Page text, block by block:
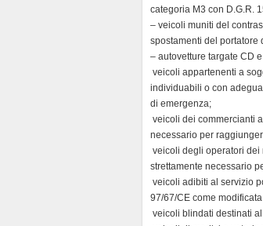
categoria M3 con D.G.R.
– veicoli muniti del
spostamenti del portatore
– autovetture targate CD e
 veicoli appartenenti a
individuabili o con
di emergenza;
 veicoli dei
necessario per
 veicoli degli operatori
strettamente necessario
 veicoli adibiti al
97/67/CE come
 veicoli blindati destinati